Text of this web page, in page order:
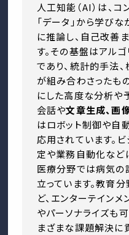
人工知能（AI）は、
「データ」から学び
に推論し、自己改善
す。その基盤はアル
であり、統計的手法
が組み合わさったも
にした高度な分析や
会話や文章生成、画
はロボット制御や自
応用されています。
定や業務自動化など
医療分野では病気の
立っています。教育
ど、エンターテイン
やパーソナライズも
まざまな課題解決に